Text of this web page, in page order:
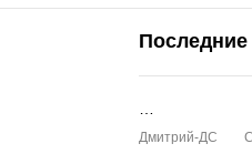
Дмитрий-ДС